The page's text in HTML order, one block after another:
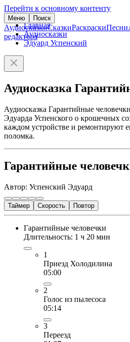
Перейти к основному контенту
Меню Поиск
АудиосказкиСказкиРаскраскиПесни
редактора
Главная
Аудиосказки
Эдуард Успенский
Аудиосказка
Аудиосказка Гарантийные
Эдуарда Успенского о крошечных
каждом устройстве и ремонтируют
поломка.
Гарантийные
Автор: Успенский Эдуард
Таймер Скорость Повтор
Гарантийные человечки
Длительность: 1 ч 20 мин
1
Приезд Холодилина
05:00
2
Голос из пылесоса
05:14
3
Переезд